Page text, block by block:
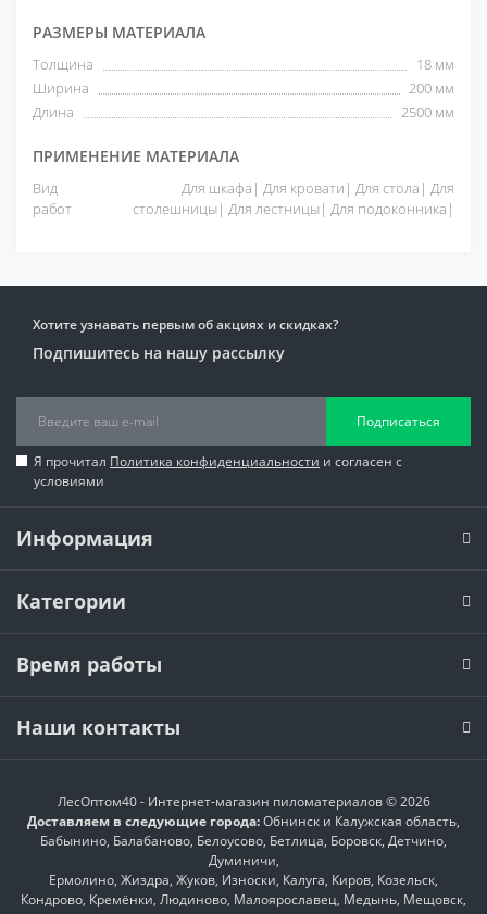
РАЗМЕРЫ МАТЕРИАЛА
Толщина
18 мм
Ширина
200 мм
Длина
2500 мм
ПРИМЕНЕНИЕ МАТЕРИАЛА
Вид
работ
Для шкафа| Для кровати| Для стола| Для
столешницы| Для лестницы| Для подоконника|
Хотите узнавать первым об акциях и скидках?
Подпишитесь на нашу рассылку
Подписаться
Я прочитал Политика конфиденциальности и согласен с
условиями
Информация
Категории
Время работы
Наши контакты
ЛесОптом40 - Интернет-магазин пиломатериалов © 2026
Доставляем в следующие города:Обнинск и Калужская область,
Бабынино, Балабаново, Белоусово, Бетлица, Боровск, Детчино,
Думиничи,
Ермолино, Жиздра, Жуков, Износки, Калуга, Киров, Козельск,
Кондрово, Кремёнки, Людиново, Малоярославец, Медынь, Мещовск,